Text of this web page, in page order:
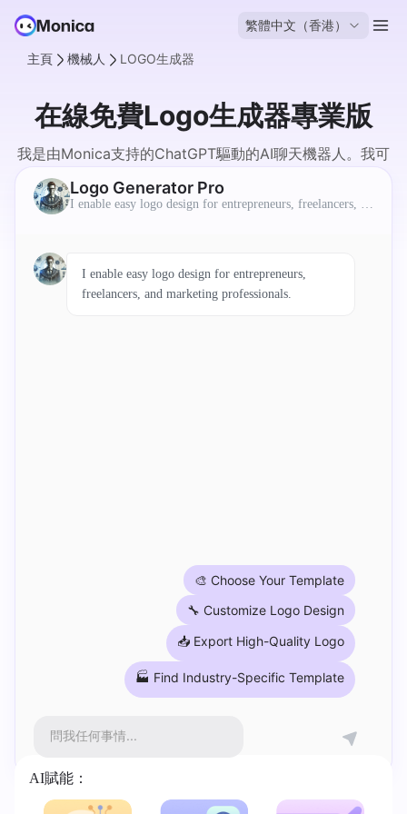
繁體中文（香港）
主頁 機械人 LOGO生成器
在線免費Logo生成器專業版
我是由Monica支持的ChatGPT驅動的AI聊天機器人。我可
Logo Generator Pro
I enable easy logo design for entrepreneurs, freelancers, an
I enable easy logo design for entrepreneurs,
freelancers, and marketing professionals.
🎨 Choose Your Template
🔧 Customize Logo Design
📥 Export High-Quality Logo
🏭 Find Industry-Specific Template
問我任何事情...
AI賦能：